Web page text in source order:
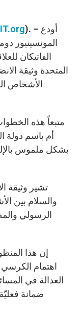
). – أودع
المونسينيور
الفاتيكان
المتحدة وثيقة
الأشخاص
متبعاً هذه
أم باسم دولة
بشكل ملموس
تشير وثيقة
والسلام بين
الرسولي
إن هذا
اهتمام
العدالة في
ضمانة